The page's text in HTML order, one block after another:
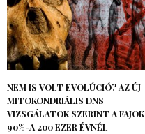
NEM IS VOLT EVOLÚCIÓ? AZ ÚJ
MITOKONDRIÁLIS DNS
VIZSGÁLATOK SZERINT A FAJOK
90%-A 200 EZER ÉVNÉL